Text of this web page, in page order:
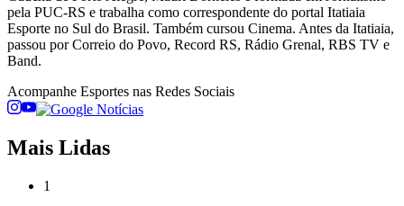
pela PUC-RS e trabalha como correspondente do portal Itatiaia
Esporte no Sul do Brasil. Também cursou Cinema. Antes da Itatiaia,
passou por Correio do Povo, Record RS, Rádio Grenal, RBS TV e
Band.
Acompanhe Esportes nas Redes Sociais
Mais Lidas
1